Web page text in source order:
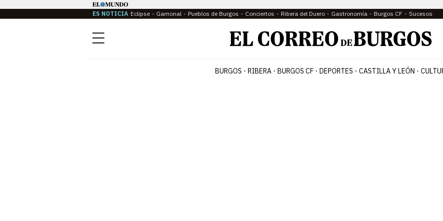
ES NOTICIA Eclipse Gamonal Pueblos de Burgos Conciertos Ribera del Duero Gastronomía Burgos CF Sucesos
Menú
BURGOS RIBERA BURGOS CF DEPORTES CASTILLA Y LEÓN